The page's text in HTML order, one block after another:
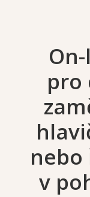
pro
nebo
v